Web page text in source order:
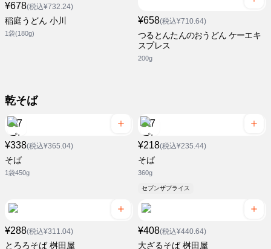
¥678(税込¥732.24)
稲庭うどん 小川
1袋(180g)
¥658(税込¥710.64)
つるとんたんのおうどん ケーエキ
スプレス
200g
乾そば
¥338(税込¥365.04)
そば
1袋450g
¥218(税込¥235.44)
そば
360g
セブンザプライス
¥288(税込¥311.04)
とろろそば 桝田屋
¥408(税込¥440.64)
大ざるそば 桝田屋